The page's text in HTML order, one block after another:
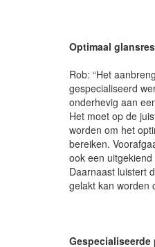
Optimaal
Rob: “Het
gespecialiseerd
onderhevig aan
Het moet op de
worden om het
bereiken.
ook een
Daarnaast luistert
gelakt kan worden
Gespecialiseerde